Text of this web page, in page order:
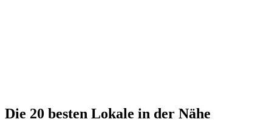
Die 20 besten Lokale in der Nähe